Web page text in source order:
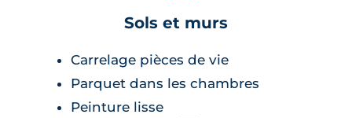
radiateur sèche-serviette,
meuble vasque avec miroir et appliques
Sols et murs
Carrelage pièces de vie
Parquet dans les chambres
Peinture lisse